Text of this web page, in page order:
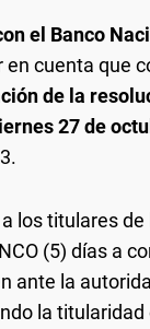
el Banco
cuenta que
de la
27 de
los titulares
(5) días a
ante la
la